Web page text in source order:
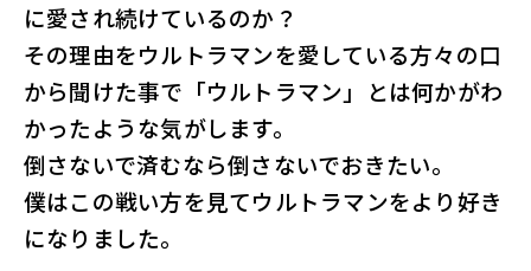
に愛され続けているのか？
その理由をウルトラマンを愛している方々の口
から聞けた事で「ウルトラマン」とは何かがわ
かったような気がします。
倒さないで済むなら倒さないでおきたい。
僕はこの戦い方を見てウルトラマンをより好き
になりました。